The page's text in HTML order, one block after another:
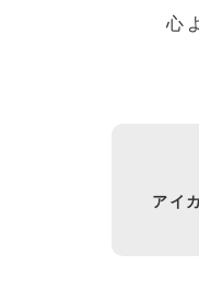
心
アイ